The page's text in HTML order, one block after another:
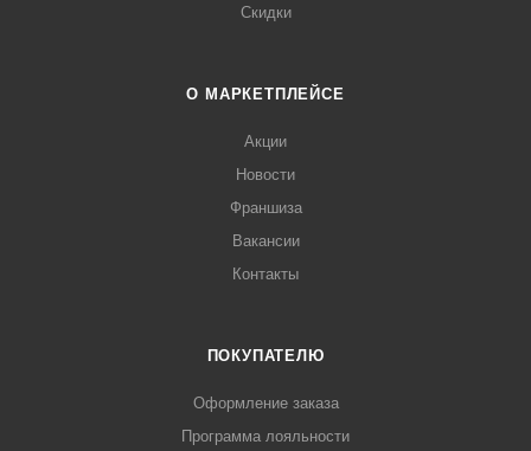
Скидки
О МАРКЕТПЛЕЙСЕ
Акции
Новости
Франшиза
Вакансии
Контакты
ПОКУПАТЕЛЮ
Оформление заказа
Программа лояльности